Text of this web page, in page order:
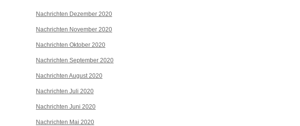
Nachrichten Dezember 2020
Nachrichten November 2020
Nachrichten Oktober 2020
Nachrichten September 2020
Nachrichten August 2020
Nachrichten Juli 2020
Nachrichten Juni 2020
Nachrichten Mai 2020